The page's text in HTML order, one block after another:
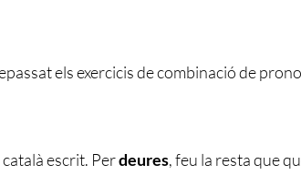
els exercicis de combinació de
escrit. Perdeures, feu la resta que